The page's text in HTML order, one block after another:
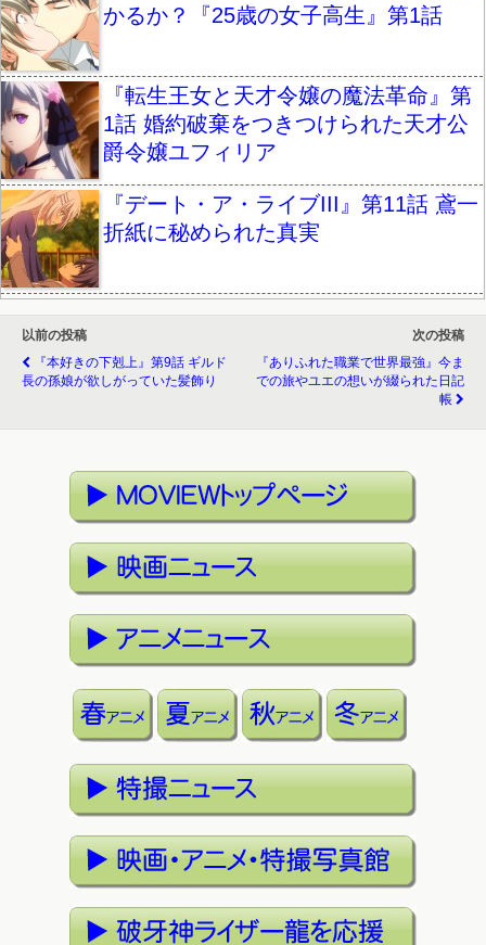
かるか？『25歳の女子高生』第1話
『転生王女と天才令嬢の魔法革命』第
1話 婚約破棄をつきつけられた天才公
爵令嬢ユフィリア
『デート・ア・ライブIII』第11話 鳶一
折紙に秘められた真実
以前の投稿
『本好きの下剋上』第9話 ギルド
長の孫娘が欲しがっていた髪飾り
次の投稿
『ありふれた職業で世界最強』今ま
での旅やユエの想いが綴られた日記
帳